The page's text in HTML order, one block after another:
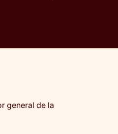
general de la